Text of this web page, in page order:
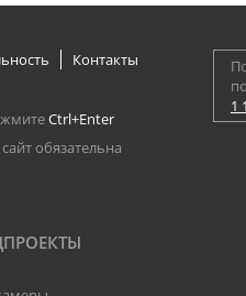
Контакты
Ctrl+Enter
обязательна
1